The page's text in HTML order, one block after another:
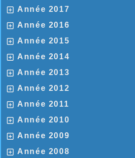
Année 2017
Année 2016
Année 2015
Année 2014
Année 2013
Année 2012
Année 2011
Année 2010
Année 2009
Année 2008